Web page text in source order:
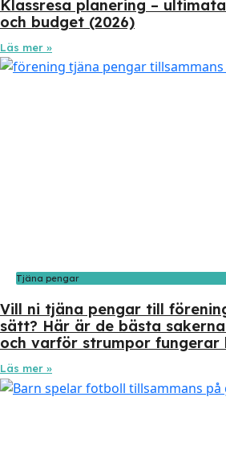
Klassresa planering –
och budget (2026)
Läs mer »
Tjäna pengar
Vill ni tjäna pengar till
sätt? Här är de bästa
och varför strumpor fungerar
Läs mer »